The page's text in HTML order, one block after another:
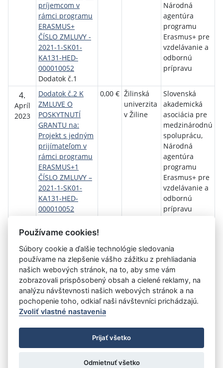
príjemcom v
rámci programu
ERASMUS+
ČÍSLO ZMLUVY -
2021-1-SK01-
KA131-HED-
000010052
Dodatok č.1
Národná
agentúra
programu
Erasmus+ pre
vzdelávanie a
odbornú
prípravu
4.
Apríl
2023
Dodatok č.2 K
ZMLUVE O
POSKYTNUTÍ
GRANTU na:
Projekt s jedným
prijímateľom v
rámci programu
ERASMUS+1
ČÍSLO ZMLUVY –
2021-1-SK01-
KA131-HED-
000010052
0,00 € Žilinská
univerzita
v Žiline
Slovenská
akademická
asociácia pre
medzinárodnú
spoluprácu,
Národná
agentúra
programu
Erasmus+ pre
vzdelávanie a
odbornú
prípravu
Vystavil:Slovenská akademická asociácia pre
medzinárodnú spoluprácu
Úrad vlády SR
- Všetky práva vyhradené
Prehlásenie o prístupnosti
Zmluvy do 31.12.2010
Nastavenia cookies
Používame cookies!
Súbory cookie a ďalšie technológie sledovania
používame na zlepšenie vášho zážitku z prehliadania
našich webových stránok, na to, aby sme vám
zobrazovali prispôsobený obsah a cielené reklamy, na
analýzu návštevnosti našich webových stránok a na
pochopenie toho, odkiaľ naši návštevníci prichádzajú.
Zvoliť vlastné nastavenia
Prijať všetko
Odmietnuť všetko